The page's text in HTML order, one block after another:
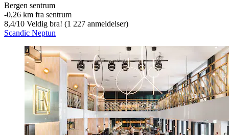
Bergen sentrum
‐0,26 km fra sentrum
8,4/10 Veldig bra! (1 227 anmeldelser)
Scandic Neptun